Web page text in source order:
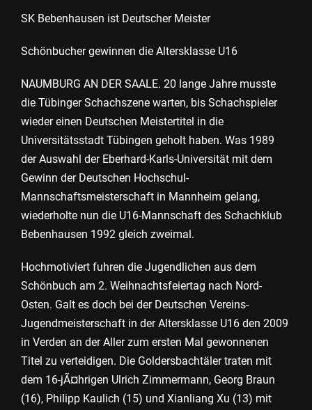
SK Bebenhausen ist Deutscher Meister
Schönbucher gewinnen die Altersklasse U16
NAUMBURG AN DER SAALE. 20 lange Jahre musste
die Tübinger Schachszene warten, bis Schachspieler
wieder einen Deutschen Meistertitel in die
Universitätsstadt Tübingen geholt haben. Was 1989
der Auswahl der Eberhard-Karls-Universität mit dem
Gewinn der Deutschen Hochschul-
Mannschaftsmeisterschaft in Mannheim gelang,
wiederholte nun die U16-Mannschaft des Schachklub
Bebenhausen 1992 gleich zweimal.
Hochmotiviert fuhren die Jugendlichen aus dem
Schönbuch am 2. Weihnachtsfeiertag nach Nord-
Osten. Galt es doch bei der Deutschen Vereins-
Jugendmeisterschaft in der Altersklasse U16 den 2009
in Verden an der Aller zum ersten Mal gewonnenen
Titel zu verteidigen. Die Goldersbachtäler traten mit
dem 16-jÃ¤hrigen Ulrich Zimmermann, Georg Braun
(16), Philipp Kaulich (15) und Xianliang Xu (13) mit